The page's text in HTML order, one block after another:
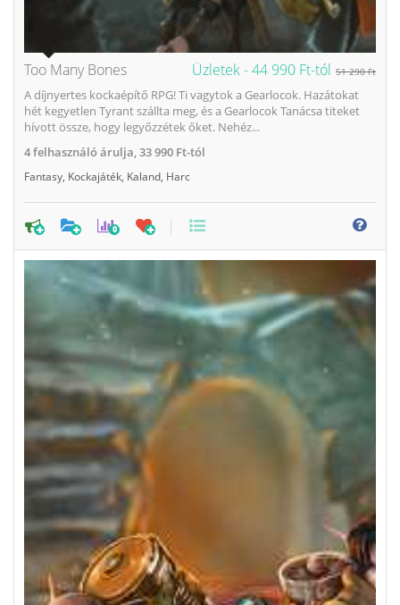
Üzletek -44 990 Ft-tól 51 290 Ft
Too Many Bones
A díjnyertes kockaépítő RPG! Ti vagytok a Gearlocok. Hazátokat
hét kegyetlen Tyrant szállta meg, és a Gearlocok Tanácsa titeket
hívott össze, hogy legyőzzétek őket. Nehéz...
4felhasználó árulja,33 990 Ft-tól
Fantasy Kockajáték Kaland Harc
0